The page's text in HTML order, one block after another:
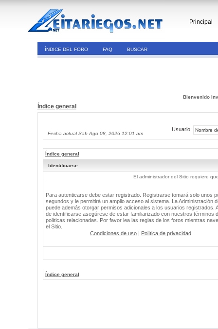
Principal
ÍNDICE DEL FORO FAQ BUSCAR
Bienvenido
Índice general
Fecha actual Sab Ago 08, 2026 12:01 am
Usuario:
Índice general
Identificarse
El administrador del Sitio requiere
Para autenticarse debe estar registrado. Registrarse tomará solo unos
segundos y le permitirá un amplio acceso al sistema. La Administración
puede además otorgar permisos adicionales a los usuarios registrados.
de identificarse asegúrese de estar familiarizado con nuestros términos
políticas relacionadas. Por favor lea las reglas de los foros mientras
el Sitio.
Condiciones de uso | Política de privacidad
Índice general